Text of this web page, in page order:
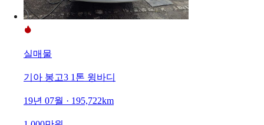
실매물
기아 봉고3 1톤 윙바디
19년 07월 · 195,722km